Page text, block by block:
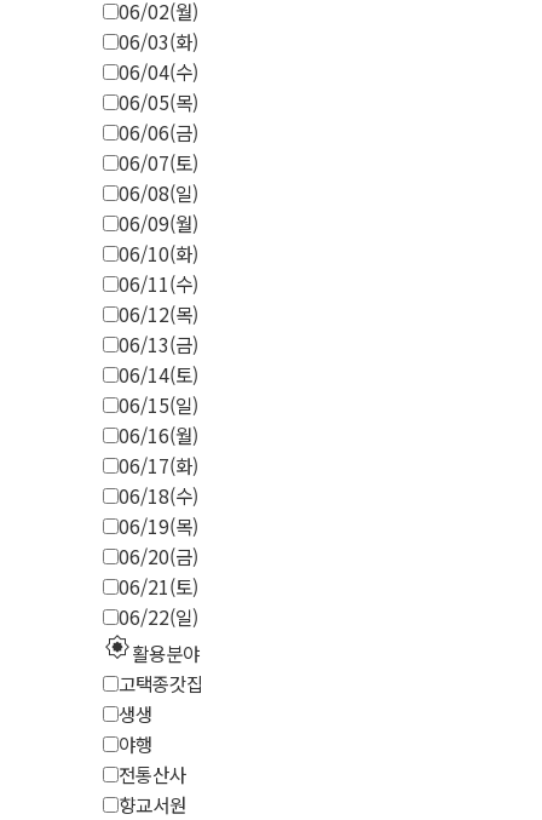
06/02(월)
06/03(화)
06/04(수)
06/05(목)
06/06(금)
06/07(토)
06/08(일)
06/09(월)
06/10(화)
06/11(수)
06/12(목)
06/13(금)
06/14(토)
06/15(일)
06/16(월)
06/17(화)
06/18(수)
06/19(목)
06/20(금)
06/21(토)
06/22(일)
explosion활용분야
고택종갓집
생생
야행
전통산사
향교서원